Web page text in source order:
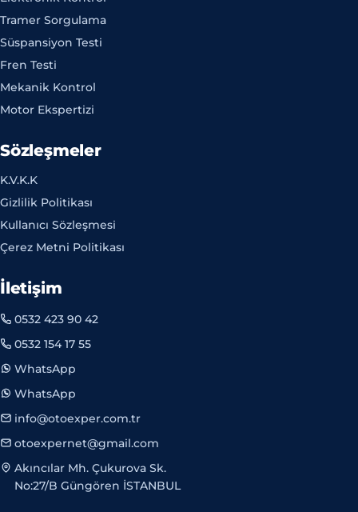
Tramer Sorgulama
Süspansiyon Testi
Fren Testi
Mekanik Kontrol
Motor Ekspertizi
Sözleşmeler
K.V.K.K
Gizlilik Politikası
Kullanıcı Sözleşmesi
Çerez Metni Politikası
İletişim
0532 423 90 42
0532 154 17 55
WhatsApp
WhatsApp
info@otoexper.com.tr
otoexpernet@gmail.com
Akıncılar Mh. Çukurova Sk.
No:27/B Güngören İSTANBUL